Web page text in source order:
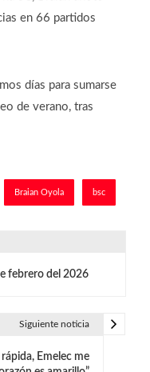
en 66 partidos
días para sumarse
de verano, tras
Braian Oyola bsc
febrero del 2026
Siguiente noticia
Emelec me